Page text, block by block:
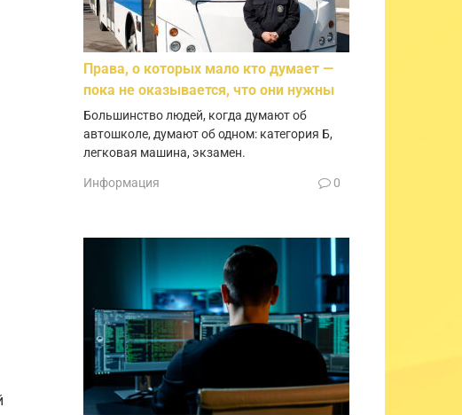
Права, о которых мало кто думает —
пока не оказывается, что они нужны
Большинство людей, когда думают об
автошколе, думают об одном: категория Б,
легковая машина, экзамен.
Информация 0